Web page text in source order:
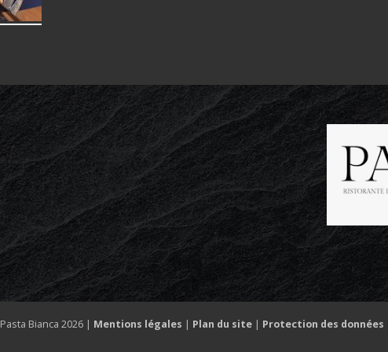
Pasta Bianca 2026 | Mentions légales | Plan du site | Protection des données